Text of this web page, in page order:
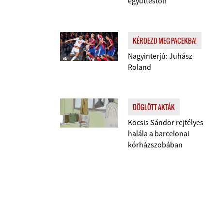
KÉRDEZD MEG PACEKBA!
Nagyinterjú: Juhász
Roland
DÖGLÖTT AKTÁK
Kocsis Sándor rejtélyes
halála a barcelonai
kórházszobában